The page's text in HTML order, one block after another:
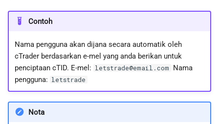
Italiano
Русский
Türkçe
Contoh
Nama pengguna akan dijana secara automatik oleh
cTrader berdasarkan e-mel yang anda berikan untuk
penciptaan cTID. E-mel: letstrade@email.com
Nama
pengguna: letstrade
Nota